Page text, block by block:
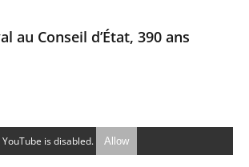
au Conseil d’État, 390 ans
YouTube is disabled. Allow